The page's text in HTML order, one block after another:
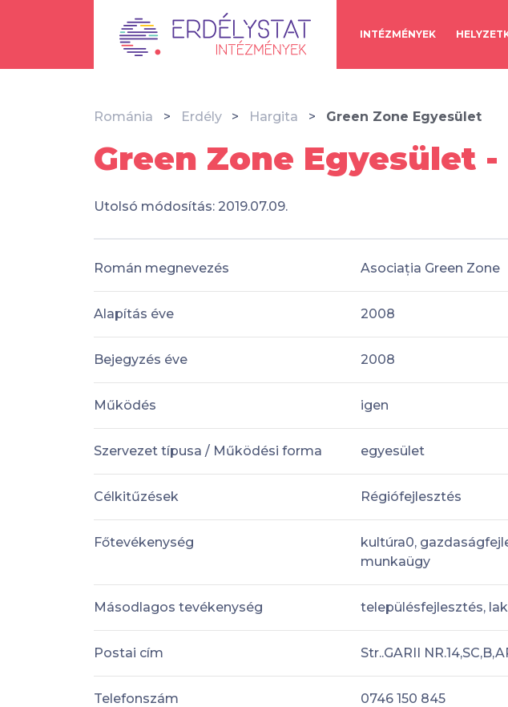
INTÉZMÉNYEK
Románia Erdély Hargita Green Zone Egyesület
Green Zone Egyesület
Utolsó módosítás: 2019.07.09.
Román megnevezés Asociația Green Zone
Alapítás éve 2008
Bejegyzés éve 2008
Működés igen
Szervezet típusa / Működési forma egyesület
Célkitűzések Régiófejlesztés
Főtevékenység
kultúra0,
munkaügy
Másodlagos tevékenység településfejlesztés,
Postai cím Str..GARII
Telefonszám 0746 150 845